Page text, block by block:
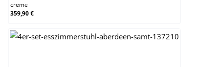
creme
359,90 €